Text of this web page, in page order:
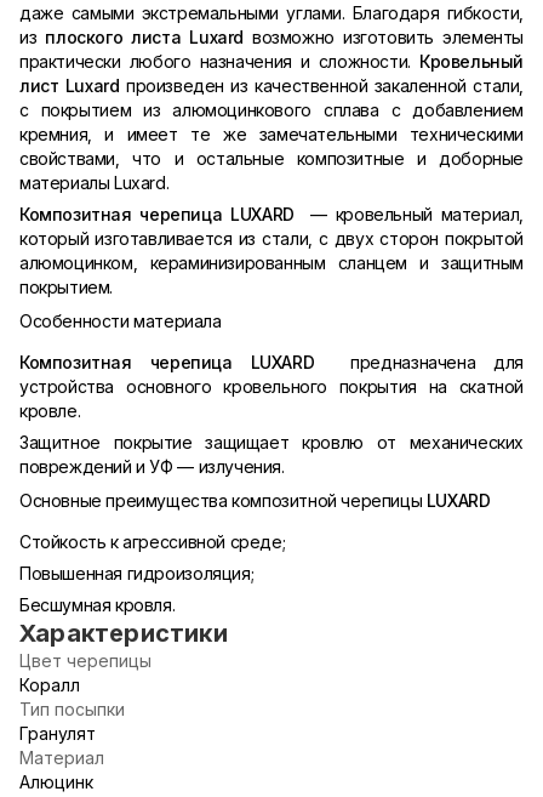
даже самыми экстремальными углами. Благодаря гибкости,
из плоского листа Luxardвозможно изготовить элементы
практически любого назначения и сложности. Кровельный
лист Luxard произведен из качественной закаленной стали,
с покрытием из алюмоцинкового сплава с добавлением
кремния, и имеет те же замечательными техническими
свойствами, что и остальные композитные и доборные
материалы Luxard.
Композитная черепица LUXARD — кровельный материал,
который изготавливается из стали, с двух сторон покрытой
алюмоцинком, кераминизированным сланцем и защитным
покрытием.
Особенности материала
Композитная черепица LUXARD предназначена для
устройства основного кровельного покрытия на скатной
кровле.
Защитное покрытие защищает кровлю от механических
повреждений и УФ — излучения.
Основные преимущества композитной черепицы LUXARD
Стойкость к агрессивной среде;
Повышенная гидроизоляция;
Бесшумная кровля.
Характеристики
Цвет черепицы
Коралл
Тип посыпки
Гранулят
Материал
Алюцинк